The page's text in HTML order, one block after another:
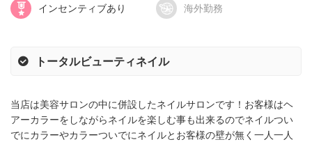
インセンティブあり 海外勤務
トータルビューティネイル
当店は美容サロンの中に併設したネイルサロンです！お客様はヘ
アーカラーをしながらネイルを楽しむ事も出来るのでネイルつい
でにカラーやカラーついでにネイルとお客様の壁が無く一人一人